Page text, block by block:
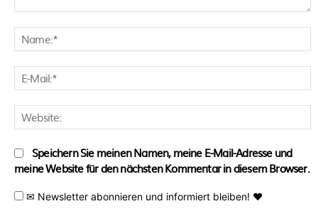
Speichern Sie meinen Namen, meine E-Mail-Adresse und
meine Website für den nächsten Kommentar in diesem Browser.
✉ Newsletter abonnieren und informiert bleiben! ♥